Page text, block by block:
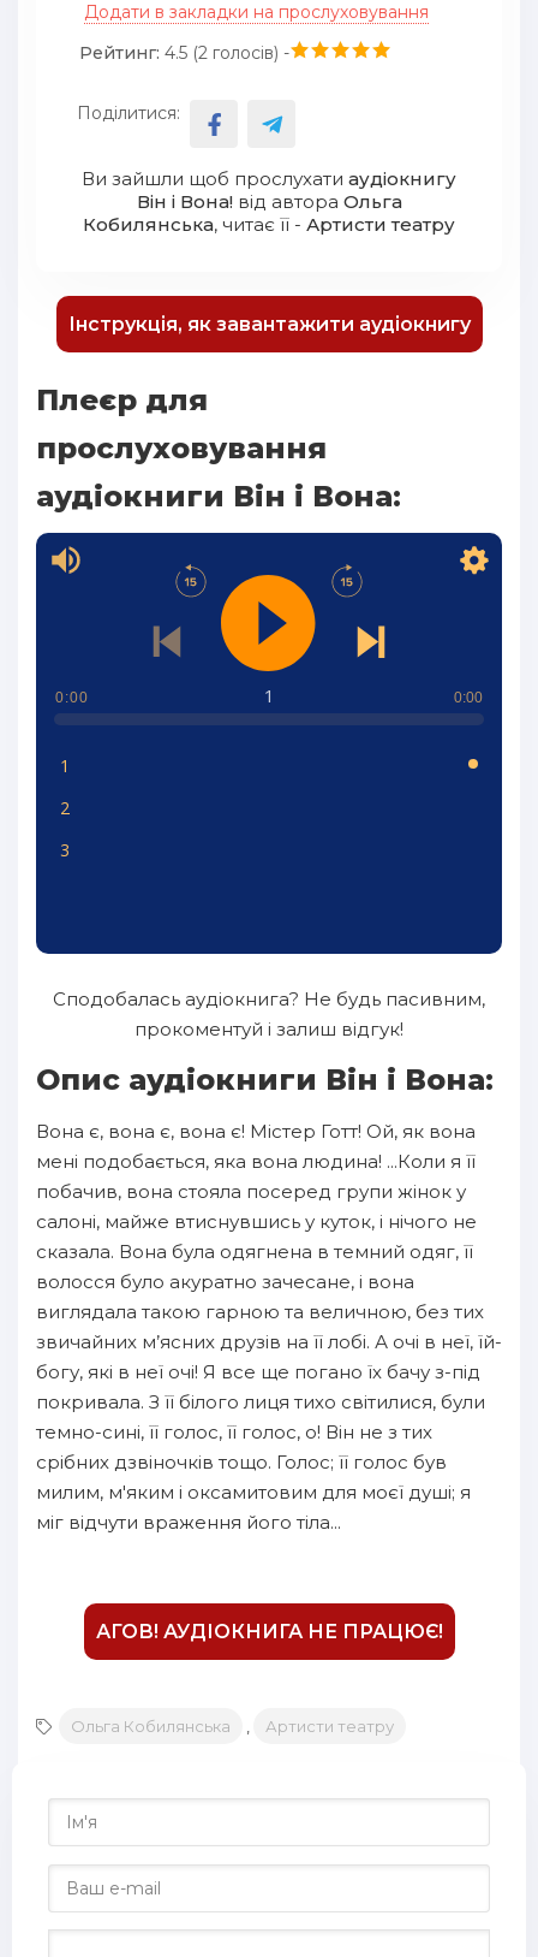
Додати в закладки на прослуховування
Рейтинг: 4.5 (2 голосів) -
Поділитися:
Ви зайшли щоб прослухати аудіокнигу
Він і Вона!від автора Ольга
Кобилянська, читає її - Артисти театру
Інструкція, як завантажити аудіокнигу
Плеєр для
прослуховування
аудіокниги Він і Вона:
1
0:00 0:00
1
2
3
Сподобалась аудіокнига? Не будь пасивним,
прокоментуй і залиш відгук!
Опис аудіокниги Він і Вона:
Вона є, вона є, вона є! Містер Готт! Ой, як вона
мені подобається, яка вона людина! ...Коли я її
побачив, вона стояла посеред групи жінок у
салоні, майже втиснувшись у куток, і нічого не
сказала. Вона була одягнена в темний одяг, її
волосся було акуратно зачесане, і вона
виглядала такою гарною та величною, без тих
звичайних м’ясних друзів на її лобі. А очі в неї, їй-
богу, які в неї очі! Я все ще погано їх бачу з-під
покривала. З її білого лиця тихо світилися, були
темно-сині, її голос, її голос, о! Він не з тих
срібних дзвіночків тощо. Голос; її голос був
милим, м'яким і оксамитовим для моєї душі; я
міг відчути враження його тіла...
АГОВ! АУДІОКНИГА НЕ ПРАЦЮЄ!
Ольга Кобилянська Артисти театру